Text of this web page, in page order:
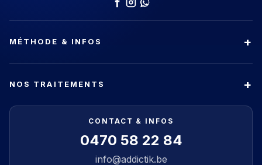
MÉTHODE & INFOS
NOS TRAITEMENTS
CONTACT & INFOS
0470 58 22 84
info@addictik.be